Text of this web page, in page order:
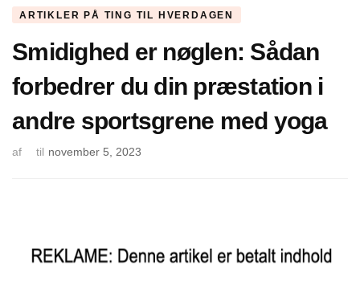
ARTIKLER PÅ TING TIL HVERDAGEN
Smidighed er nøglen: Sådan
forbedrer du din præstation i
andre sportsgrene med yoga
af til november 5, 2023